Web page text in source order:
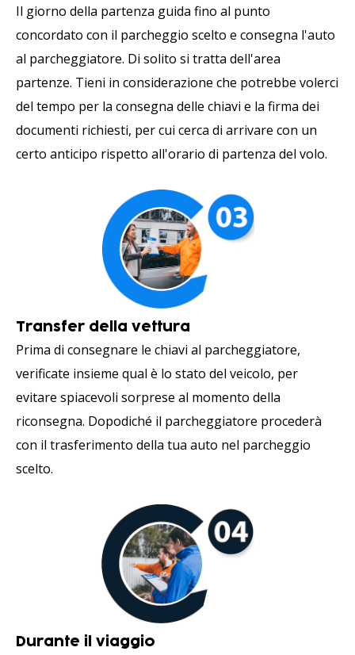
Il giorno della partenza guida fino al punto
concordato con il parcheggio scelto e consegna l'auto
al parcheggiatore. Di solito si tratta dell'area
partenze. Tieni in considerazione che potrebbe volerci
del tempo per la consegna delle chiavi e la firma dei
documenti richiesti, per cui cerca di arrivare con un
certo anticipo rispetto all'orario di partenza del volo.
Transfer della vettura
Prima di consegnare le chiavi al parcheggiatore,
verificate insieme qual è lo stato del veicolo, per
evitare spiacevoli sorprese al momento della
riconsegna. Dopodiché il parcheggiatore procederà
con il trasferimento della tua auto nel parcheggio
scelto.
Durante il viaggio